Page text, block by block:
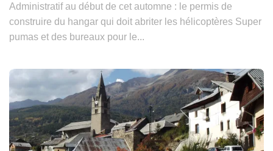
Administratif au début de cet automne : le permis de
construire du hangar qui doit abriter les hélicoptères Super
pumas et des bureaux pour le...